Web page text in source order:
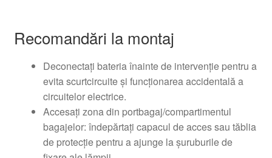
Recomandări la montaj
Deconectați bateria înainte de intervenție pentru a
evita scurtcircuite și funcționarea accidentală a
circuitelor electrice.
Accesați zona din portbagaj/compartimentul
bagajelor: îndepărtați capacul de acces sau tăblia
de protecție pentru a ajunge la șuruburile de